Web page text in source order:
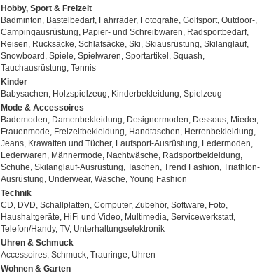
Hobby, Sport & Freizeit
Badminton, Bastelbedarf, Fahrräder, Fotografie, Golfsport, Outdoor-,
Campingausrüstung, Papier- und Schreibwaren, Radsportbedarf,
Reisen, Rucksäcke, Schlafsäcke, Ski, Skiausrüstung, Skilanglauf,
Snowboard, Spiele, Spielwaren, Sportartikel, Squash,
Tauchausrüstung, Tennis
Kinder
Babysachen, Holzspielzeug, Kinderbekleidung, Spielzeug
Mode & Accessoires
Bademoden, Damenbekleidung, Designermoden, Dessous, Mieder,
Frauenmode, Freizeitbekleidung, Handtaschen, Herrenbekleidung,
Jeans, Krawatten und Tücher, Laufsport-Ausrüstung, Ledermoden,
Lederwaren, Männermode, Nachtwäsche, Radsportbekleidung,
Schuhe, Skilanglauf-Ausrüstung, Taschen, Trend Fashion, Triathlon-
Ausrüstung, Underwear, Wäsche, Young Fashion
Technik
CD, DVD, Schallplatten, Computer, Zubehör, Software, Foto,
Haushaltgeräte, HiFi und Video, Multimedia, Servicewerkstatt,
Telefon/Handy, TV, Unterhaltungselektronik
Uhren & Schmuck
Accessoires, Schmuck, Trauringe, Uhren
Wohnen & Garten